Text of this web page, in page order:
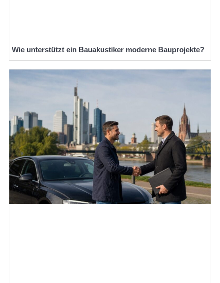
Wie unterstützt ein Bauakustiker moderne Bauprojekte?